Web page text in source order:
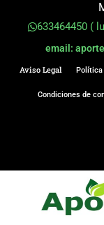
633464450 (
email:
Aviso Legal Política
Condiciones de